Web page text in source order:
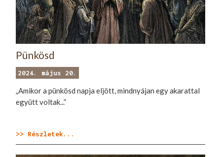
Pünkösd
2024. május 20.
„Amikor a pünkösd napja eljött, mindnyájan egy akarattal
együtt voltak...”
>> Részletek...